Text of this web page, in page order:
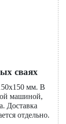
сваях
мм. В
машиной,
Доставка
отдельно.